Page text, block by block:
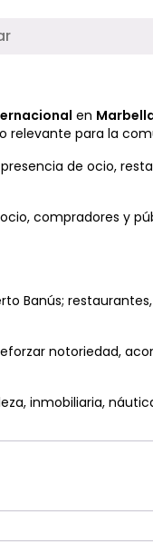
en
relevante para la
de ocio,
compradores y
Banús;
notoriedad,
inmobiliaria,